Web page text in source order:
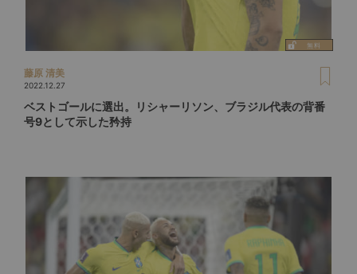
藤原 清美
2022.12.27
ベストゴールに選出。リシャーリソン、ブラジル代表の背番
号9として示した矜持